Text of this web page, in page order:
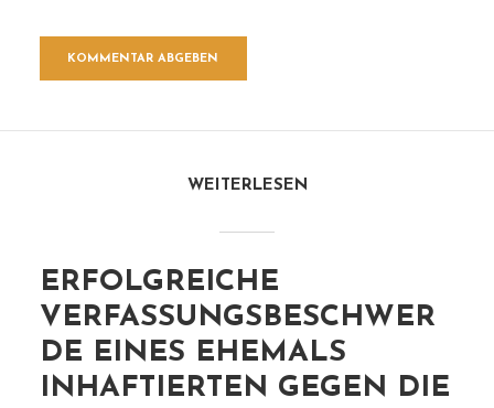
WEITERLESEN
ERFOLGREICHE
VERFASSUNGSBESCHWER
DE EINES EHEMALS
INHAFTIERTEN GEGEN DIE